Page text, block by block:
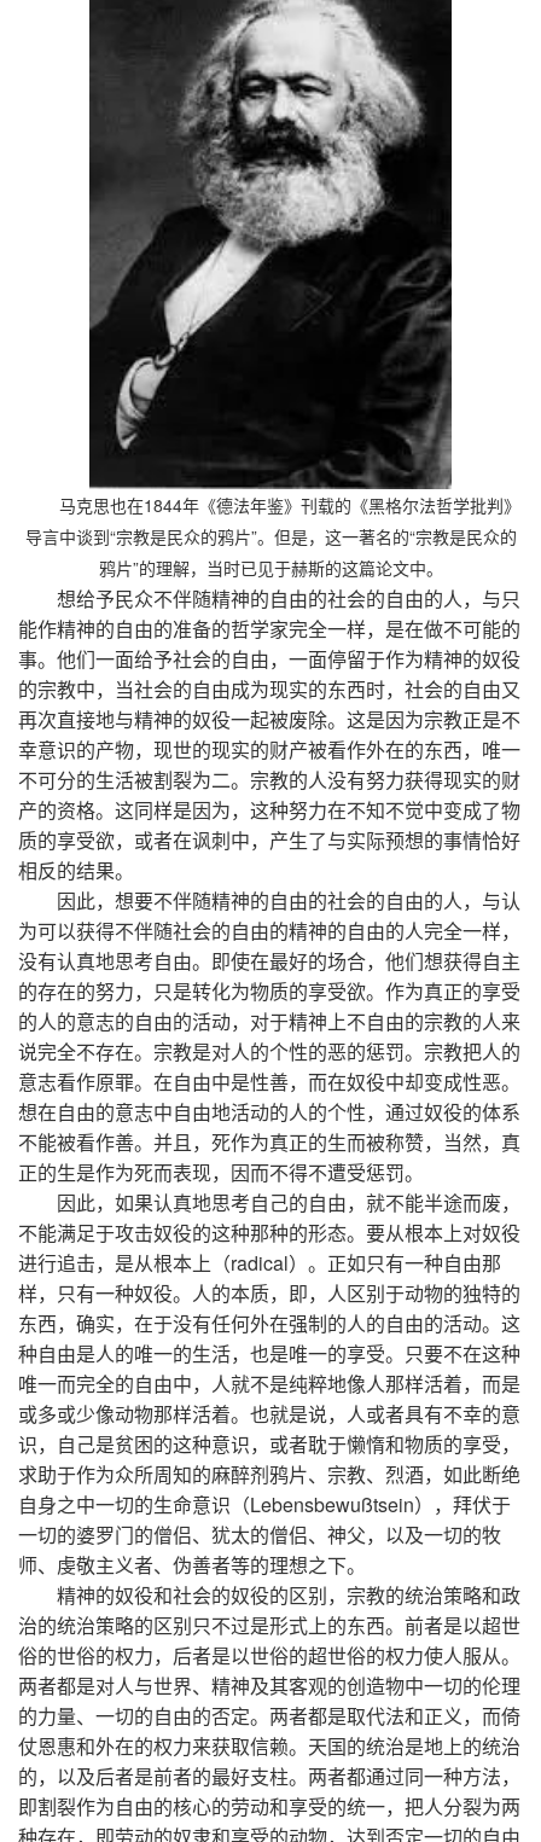
马克思也在1844年《德法年鉴》刊载的《黑格尔法哲学批判》
导言中谈到“宗教是民众的鸦片”。但是，这一著名的“宗教是民众的
鸦片”的理解，当时已见于赫斯的这篇论文中。
想给予民众不伴随精神的自由的社会的自由的人，与只
能作精神的自由的准备的哲学家完全一样，是在做不可能的
事。他们一面给予社会的自由，一面停留于作为精神的奴役
的宗教中，当社会的自由成为现实的东西时，社会的自由又
再次直接地与精神的奴役一起被废除。这是因为宗教正是不
幸意识的产物，现世的现实的财产被看作外在的东西，唯一
不可分的生活被割裂为二。宗教的人没有努力获得现实的财
产的资格。这同样是因为，这种努力在不知不觉中变成了物
质的享受欲，或者在讽刺中，产生了与实际预想的事情恰好
相反的结果。
因此，想要不伴随精神的自由的社会的自由的人，与认
为可以获得不伴随社会的自由的精神的自由的人完全一样，
没有认真地思考自由。即使在最好的场合，他们想获得自主
的存在的努力，只是转化为物质的享受欲。作为真正的享受
的人的意志的自由的活动，对于精神上不自由的宗教的人来
说完全不存在。宗教是对人的个性的恶的惩罚。宗教把人的
意志看作原罪。在自由中是性善，而在奴役中却变成性恶。
想在自由的意志中自由地活动的人的个性，通过奴役的体系
不能被看作善。并且，死作为真正的生而被称赞，当然，真
正的生是作为死而表现，因而不得不遭受惩罚。
因此，如果认真地思考自己的自由，就不能半途而废，
不能满足于攻击奴役的这种那种的形态。要从根本上对奴役
进行追击，是从根本上（radical）。正如只有一种自由那
样，只有一种奴役。人的本质，即，人区别于动物的独特的
东西，确实，在于没有任何外在强制的人的自由的活动。这
种自由是人的唯一的生活，也是唯一的享受。只要不在这种
唯一而完全的自由中，人就不是纯粹地像人那样活着，而是
或多或少像动物那样活着。也就是说，人或者具有不幸的意
识，自己是贫困的这种意识，或者耽于懒惰和物质的享受，
求助于作为众所周知的麻醉剂鸦片、宗教、烈酒，如此断绝
自身之中一切的生命意识（Lebensbewußtsein），拜伏于
一切的婆罗门的僧侣、犹太的僧侣、神父，以及一切的牧
师、虔敬主义者、伪善者等的理想之下。
精神的奴役和社会的奴役的区别，宗教的统治策略和政
治的统治策略的区别只不过是形式上的东西。前者是以超世
俗的世俗的权力，后者是以世俗的超世俗的权力使人服从。
两者都是对人与世界、精神及其客观的创造物中一切的伦理
的力量、一切的自由的否定。两者都是取代法和正义，而倚
仗恩惠和外在的权力来获取信赖。天国的统治是地上的统治
的，以及后者是前者的最好支柱。两者都通过同一种方法，
即割裂作为自由的核心的劳动和享受的统一，把人分裂为两
种存在，即劳动的奴隶和享受的动物，达到否定一切的自由